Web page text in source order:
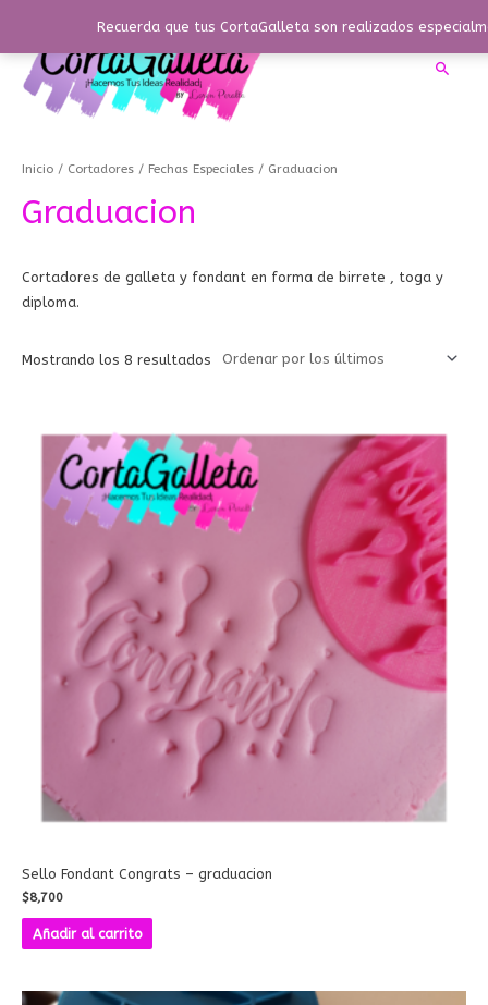
Recuerda que tus CortaGalleta son realizados
contenido
Inicio / Cortadores / Fechas Especiales / Graduacion
Graduacion
Cortadores de galleta y fondant en forma de birrete , toga y
diploma.
Mostrando los 8 resultados
los
Sello Fondant Congrats – graduacion
$8,700
Añadir al carrito